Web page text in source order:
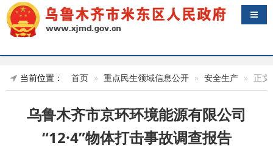
导航
当前位置： 首页 重点民生领域信息公开 安全生产 正文
乌鲁木齐市京环环境能源有限公司
“12·4”物体打击事故调查报告